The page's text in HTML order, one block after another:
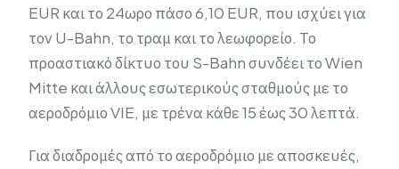
EUR και το 24ωρο πάσο 6,10 EUR, που ισχύει για
τον U-Bahn, το τραμ και το λεωφορείο. Το
προαστιακό δίκτυο του S-Bahn συνδέει το Wien
Mitte και άλλους εσωτερικούς σταθμούς με το
αεροδρόμιο VIE, με τρένα κάθε 15 έως 30 λεπτά.
Για διαδρομές από το αεροδρόμιο με αποσκευές,